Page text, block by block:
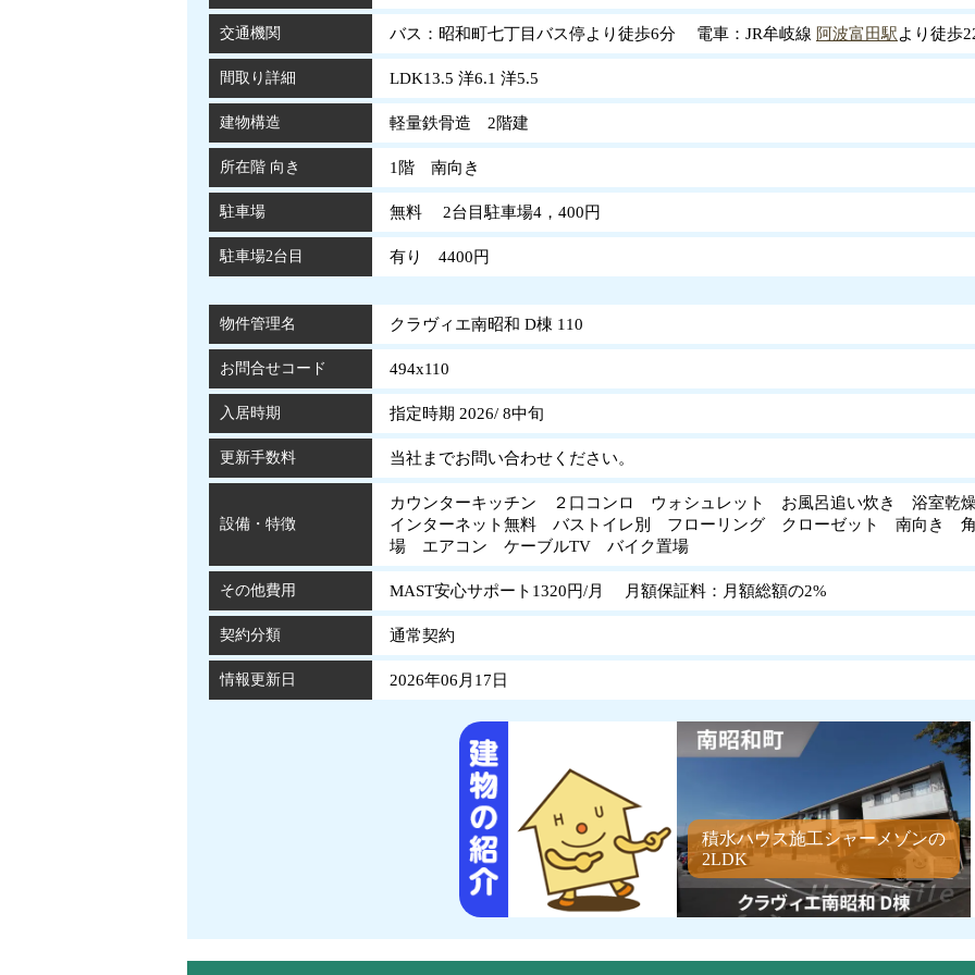
交通機関 バス：昭和町七丁目バス停より徒歩6分 電車：JR牟岐線 阿波富田駅より徒歩
間取り詳細 LDK13.5 洋6.1 洋5.5
建物構造 軽量鉄骨造 2階建
所在階 向き 1階 南向き
駐車場 無料 2台目駐車場4，400円
駐車場2台目 有り 4400円
物件管理名 クラヴィエ南昭和 D棟 110
お問合せコード 494x110
入居時期 指定時期 2026/ 8中旬
更新手数料 当社までお問い合わせください。
設備・特徴
カウンターキッチン ２口コンロ ウォシュレット お風呂追い炊き 浴室
インターネット無料 バストイレ別 フローリング クローゼット 南向き
場 エアコン ケーブルTV バイク置場
その他費用 MAST安心サポート1320円/月 月額保証料：月額総額の2%
契約分類 通常契約
情報更新日 2026年06月17日
積水ハウス施工シャーメゾンの
2LDK